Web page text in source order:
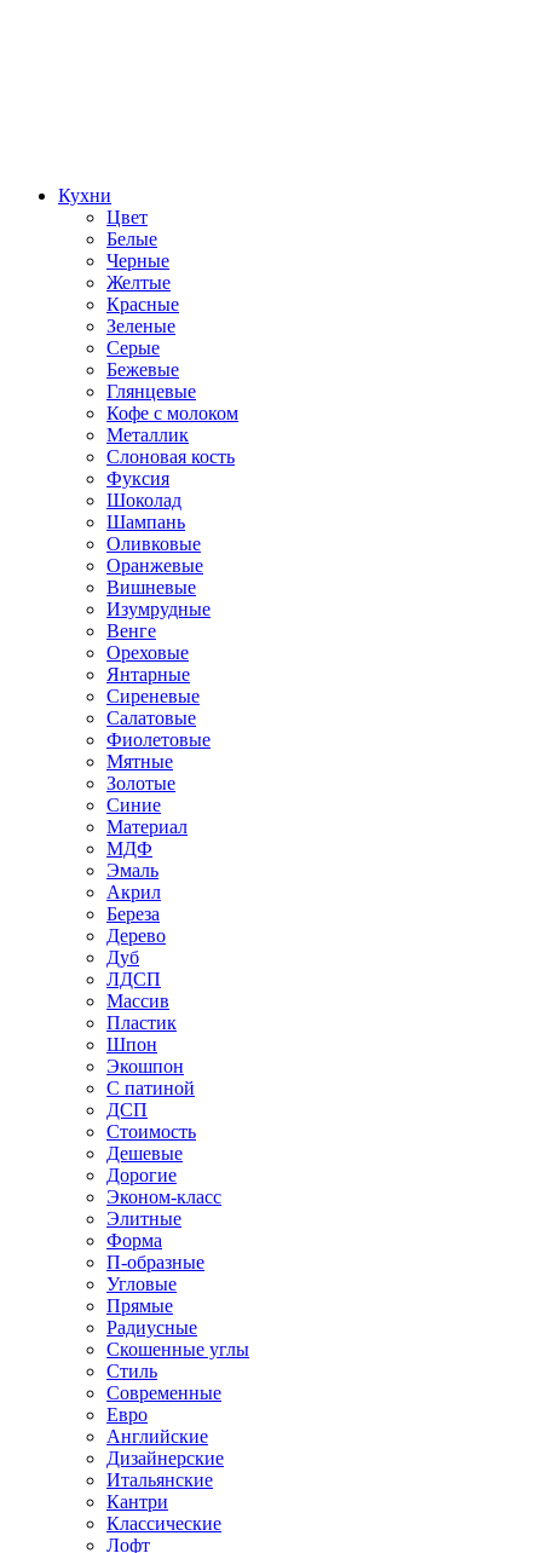
Кухни
Цвет
Белые
Черные
Желтые
Красные
Зеленые
Серые
Бежевые
Глянцевые
Кофе с молоком
Металлик
Слоновая кость
Фуксия
Шоколад
Шампань
Оливковые
Оранжевые
Вишневые
Изумрудные
Венге
Ореховые
Янтарные
Сиреневые
Салатовые
Фиолетовые
Мятные
Золотые
Синие
Материал
МДФ
Эмаль
Акрил
Береза
Дерево
Дуб
ЛДСП
Массив
Пластик
Шпон
Экошпон
С патиной
ДСП
Стоимость
Дешевые
Дорогие
Эконом-класс
Элитные
Форма
П-образные
Угловые
Прямые
Радиусные
Скошенные углы
Стиль
Современные
Евро
Английские
Дизайнерские
Итальянские
Кантри
Классические
Лофт